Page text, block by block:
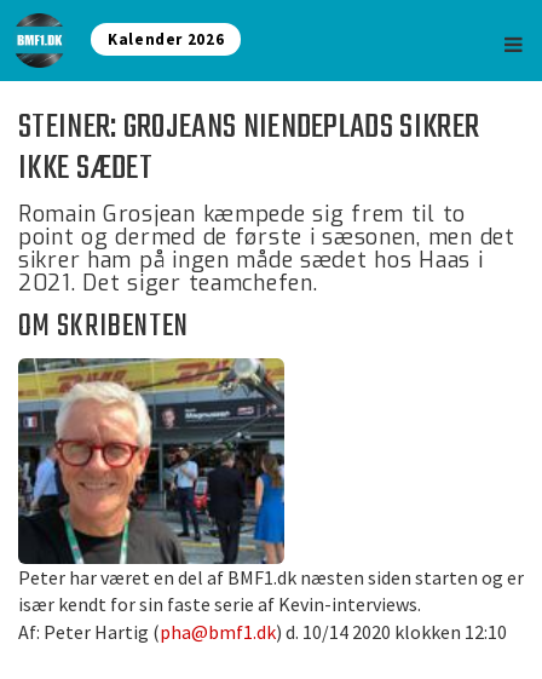
Kalender 2026
STEINER: GROJEANS NIENDEPLADS SIKRER
IKKE SÆDET
Romain Grosjean kæmpede sig frem til to
point og dermed de første i sæsonen, men det
sikrer ham på ingen måde sædet hos Haas i
2021. Det siger teamchefen.
OM SKRIBENTEN
Peter har været en del af BMF1.dk næsten siden starten og er
især kendt for sin faste serie af Kevin-interviews.
Af: Peter Hartig (pha@bmf1.dk) d. 10/14 2020 klokken 12:10